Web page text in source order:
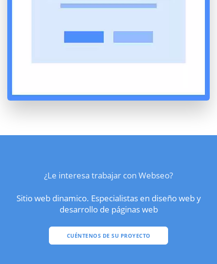
¿Le interesa trabajar con Webseo?
Sitio web dinamico. Especialistas en diseño web y
desarrollo de páginas web
CUÉNTENOS DE SU PROYECTO